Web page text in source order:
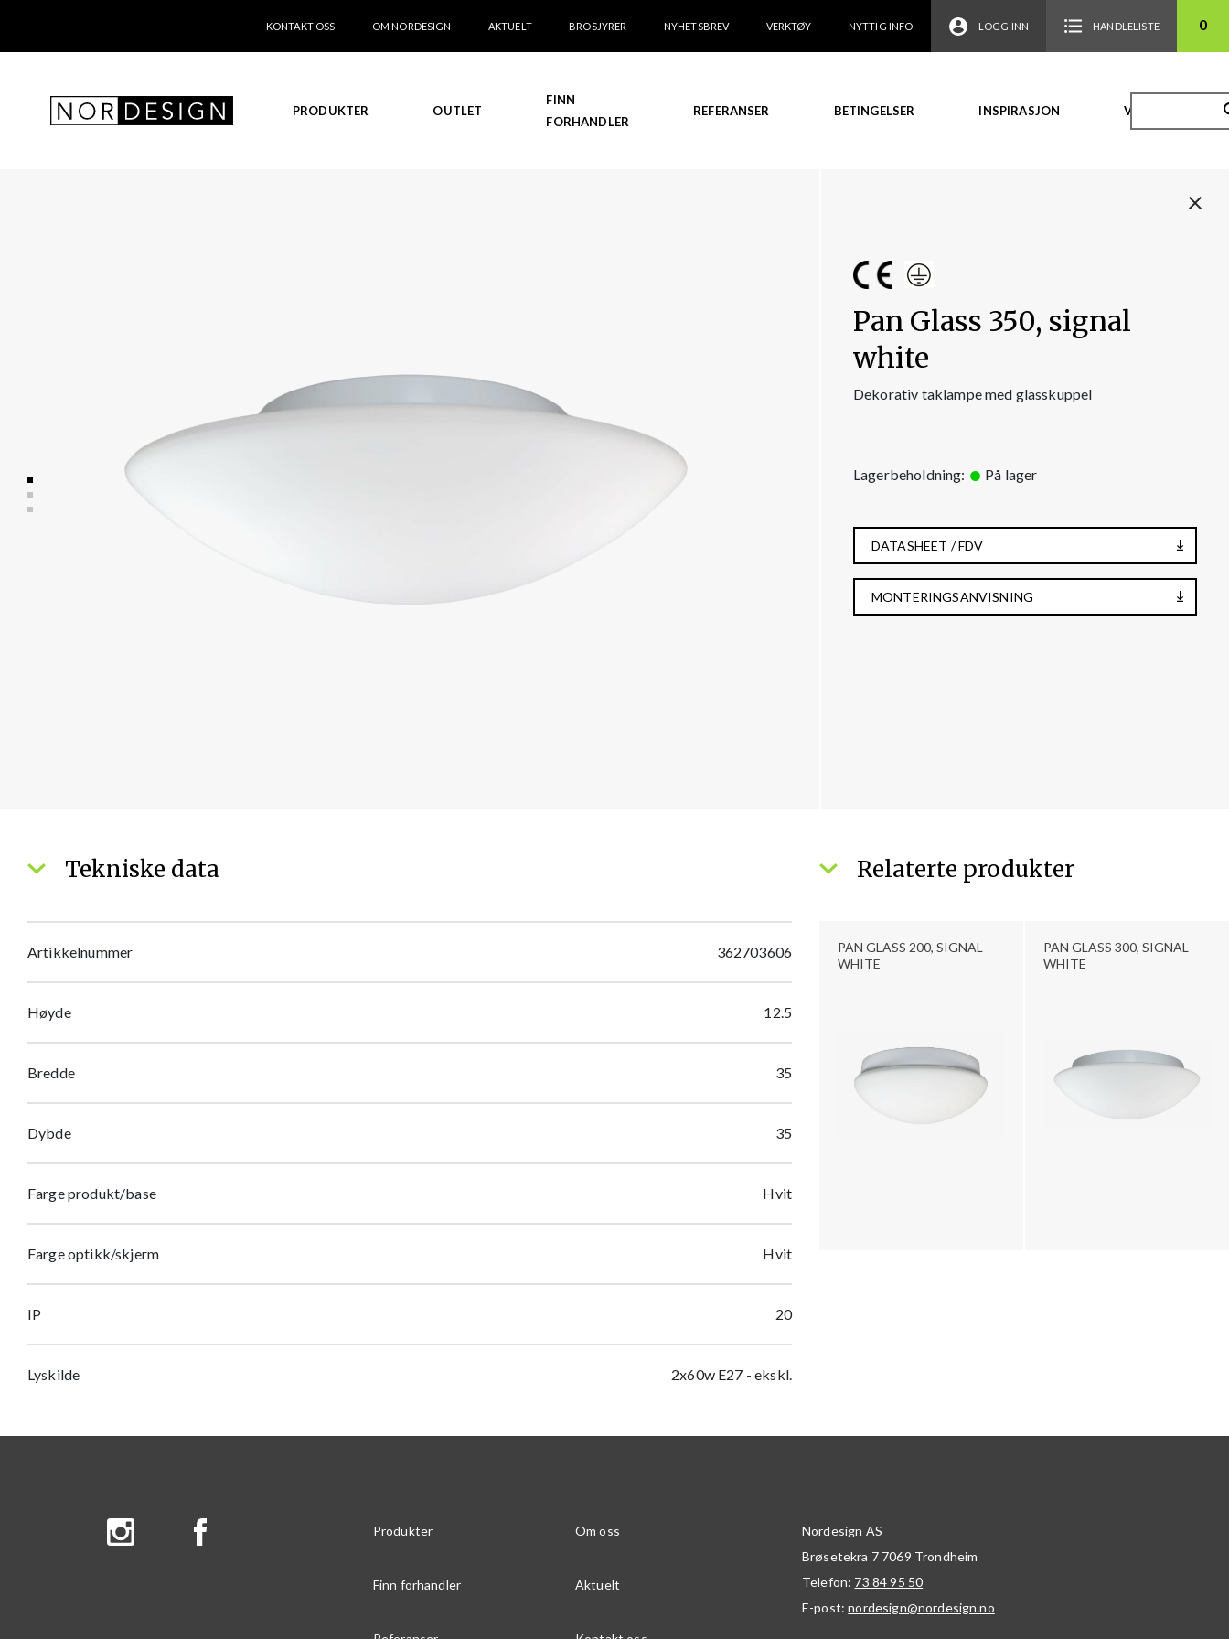
KONTAKT OSS OM NORDESIGN AKTUELT BROSJYRER NYHETSBREV VERKTØY NYTTIG INFO LOGG INN HANDLELISTE 0
PRODUKTER OUTLET
FINN
FORHANDLER
REFERANSER BETINGELSER INSPIRASJON VIDEO
Pan Glass 350, signal
white
Dekorativ taklampe med glasskuppel
Lagerbeholdning: På lager
DATASHEET / FDV
MONTERINGSANVISNING
Tekniske data
Artikkelnummer 362703606
Høyde 12.5
Bredde 35
Dybde 35
Farge produkt/base Hvit
Farge optikk/skjerm Hvit
IP 20
Lyskilde 2x60w E27 - ekskl.
Relaterte produkter
PAN GLASS 200, SIGNAL
WHITE
PAN GLASS 300, SIGNAL
WHITE
Produkter Om oss
Finn forhandler Aktuelt
Nordesign AS
Brøsetekra 7 7069 Trondheim
Telefon: 73 84 95 50
E-post:nordesign@nordesign.no